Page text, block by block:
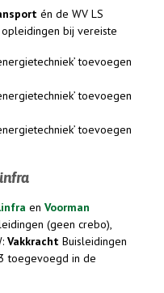
én de WV LS
bij vereiste
toevoegen
toevoegen
toevoegen
en Voorman
(geen crebo),
Vakkracht Buisleidingen
toegevoegd in de